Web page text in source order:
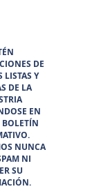
DE
LISTAS Y
DE LA
EN
BOLETÍN
NUNCA
NI
SU